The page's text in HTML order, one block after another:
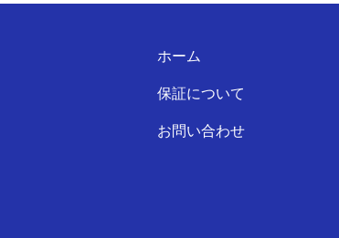
ホーム
保証について
お問い合わせ